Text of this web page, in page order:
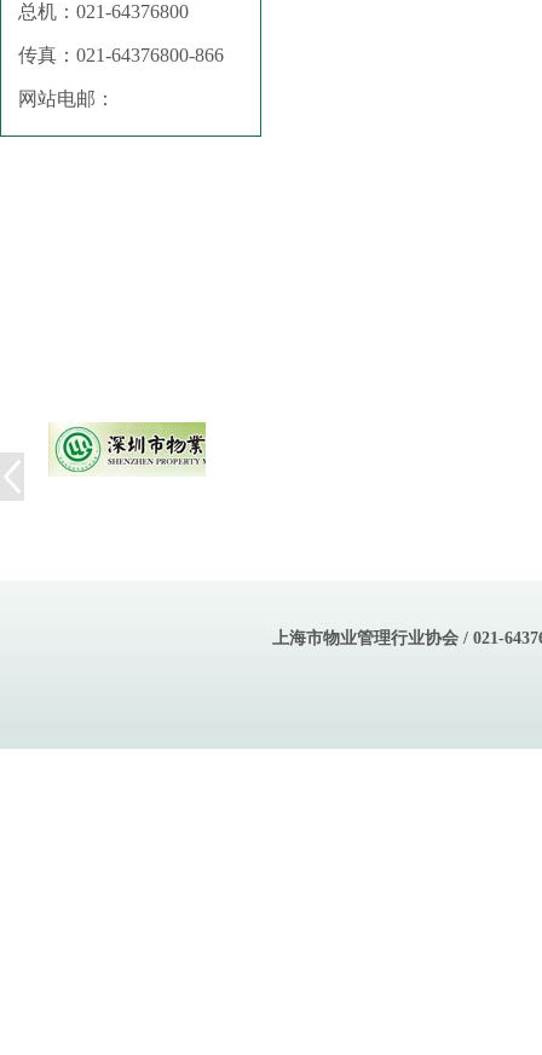
总机：021-64376800
传真：021-64376800-866
网站电邮：
上海市物业管理行业协会 / 021-